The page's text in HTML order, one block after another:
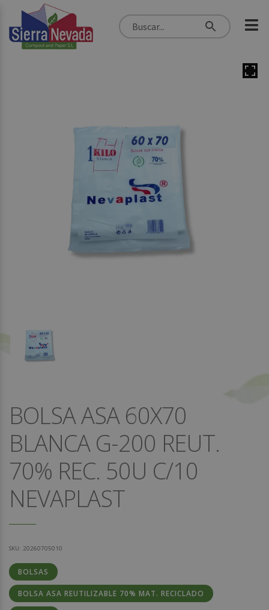
BOLSA ASA 60X70
BLANCA G-200 REUT.
70% REC. 50U C/10
NEVAPLAST
SKU: 20260705010
BOLSAS
BOLSA ASA REUTILIZABLE 70% MAT. RECICLADO